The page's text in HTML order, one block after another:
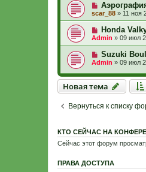
scar_88 » 11 ноя
Honda
Admin » 09 июл
Suzuki
Admin » 09 июл
Новая тема
Новаятема
Вернуться к списку
КТО СЕЙЧАС НА
Сейчас этот форум
ПРАВА ДОСТУПА